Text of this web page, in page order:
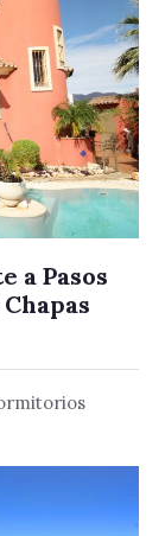
a Pasos